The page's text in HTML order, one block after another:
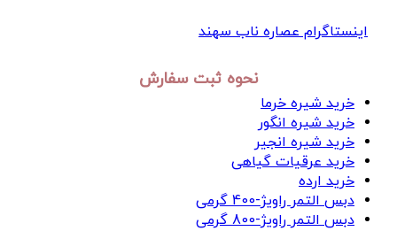
اینستاگرام عصاره ناب سهند
نحوه ثبت سفارش
خريد شیره خرما
خرید شیره انگور
خرید شیره انجیر
خرید عرقیات گیاهی
خرید ارده
دبس التمر راویژ-400 گرمی
دبس التمر راویژ-800 گرمی